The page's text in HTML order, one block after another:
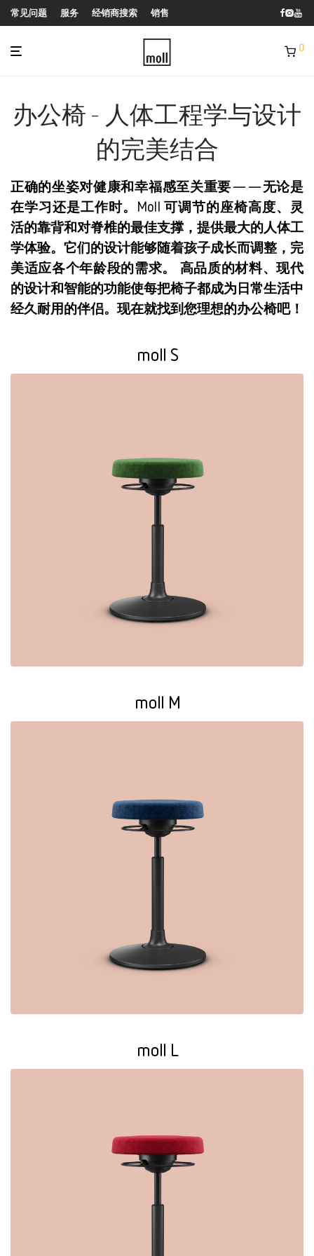
常见问题 服务 经销商搜索 销售
0
办公椅 - 人体工程学与设计
的完美结合
正确的坐姿对健康和幸福感至关重要——无论是
在学习还是工作时。Moll 可调节的座椅高度、灵
活的靠背和对脊椎的最佳支撑，提供最大的人体工
学体验。它们的设计能够随着孩子成长而调整，完
美适应各个年龄段的需求。 高品质的材料、现代
的设计和智能的功能使每把椅子都成为日常生活中
经久耐用的伴侣。现在就找到您理想的办公椅吧！
moll S
moll M
moll L